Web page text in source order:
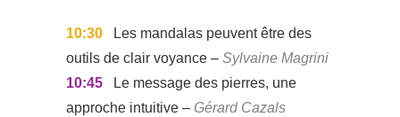
10:30
Les mandalas peuvent être des
outils de clair voyance – Sylvaine Magrini
10:45
Le message des pierres, une
approche intuitive – Gérard Cazals